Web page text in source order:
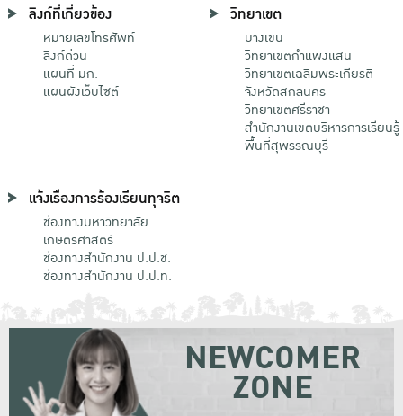
ลิงก์ที่เกี่ยวข้อง
หมายเลขโทรศัพท์
ลิงก์ด่วน
แผนที่ มก.
แผนผังเว็บไซต์
วิทยาเขต
บางเขน
วิทยาเขตกําแพงแสน
วิทยาเขตเฉลิมพระเกียรติ
จังหวัดสกลนคร
วิทยาเขตศรีราชา
สำนักงานเขตบริหารการเรียนรู้
พื้นที่สุพรรณบุรี
แจ้งเรื่องการร้องเรียนทุจริต
ช่องทางมหาวิทยาลัย
เกษตรศาสตร์
ช่องทางสำนักงาน ป.ป.ช.
ช่องทางสำนักงาน ป.ป.ท.
NEWCOMER
ZONE